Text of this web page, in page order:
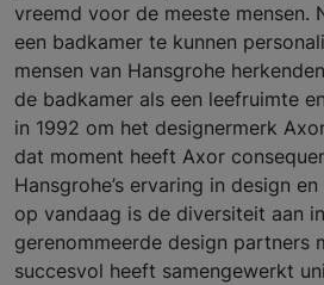
vreemd voor de meeste mensen.
een badkamer te kunnen
mensen van Hansgrohe
de badkamer als een leefruimte
in 1992 om het designermerk
dat moment heeft Axor
Hansgrohe’s ervaring in design
op vandaag is de diversiteit aan
gerenommeerde design partners
succesvol heeft samengewerkt